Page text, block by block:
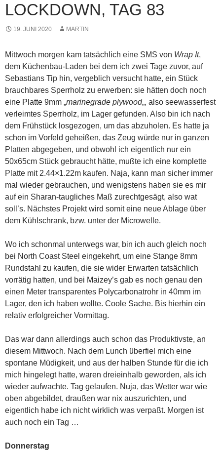
LOCKDOWN, TAG 83
19. JUNI 2020 MARTIN
Mittwoch morgen kam tatsächlich eine SMS von Wrap It,
dem Küchenbau-Laden bei dem ich zwei Tage zuvor, auf
Sebastians Tip hin, vergeblich versucht hatte, ein Stück
brauchbares Sperrholz zu erwerben: sie hätten doch noch
eine Platte 9mm „marinegrade plywood„, also seewasserfest
verleimtes Sperrholz, im Lager gefunden. Also bin ich nach
dem Frühstück losgezogen, um das abzuholen. Es hatte ja
schon im Vorfeld geheißen, das Zeug würde nur in ganzen
Platten abgegeben, und obwohl ich eigentlich nur ein
50x65cm Stück gebraucht hätte, mußte ich eine komplette
Platte mit 2.44×1.22m kaufen. Naja, kann man sicher immer
mal wieder gebrauchen, und wenigstens haben sie es mir
auf ein Sharan-taugliches Maß zurechtgesägt, also wat
soll’s. Nächstes Projekt wird somit eine neue Ablage über
dem Kühlschrank, bzw. unter der Microwelle.
Wo ich schonmal unterwegs war, bin ich auch gleich noch
bei North Coast Steel eingekehrt, um eine Stange 8mm
Rundstahl zu kaufen, die sie wider Erwarten tatsächlich
vorrätig hatten, und bei Maizey’s gab es noch genau den
einen Meter transparentes Polycarbonatrohr in 40mm im
Lager, den ich haben wollte. Coole Sache. Bis hierhin ein
relativ erfolgreicher Vormittag.
Das war dann allerdings auch schon das Produktivste, an
diesem Mittwoch. Nach dem Lunch überfiel mich eine
spontane Müdigkeit, und aus der halben Stunde für die ich
mich hingelegt hatte, waren dreieinhalb geworden, als ich
wieder aufwachte. Tag gelaufen. Nuja, das Wetter war wie
oben abgebildet, draußen war nix auszurichten, und
eigentlich habe ich nicht wirklich was verpaßt. Morgen ist
auch noch ein Tag …
Donnerstag